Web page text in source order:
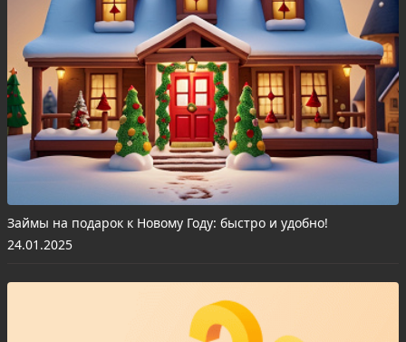
Займы на подарок к Новому Году: быстро и удобно!
24.01.2025